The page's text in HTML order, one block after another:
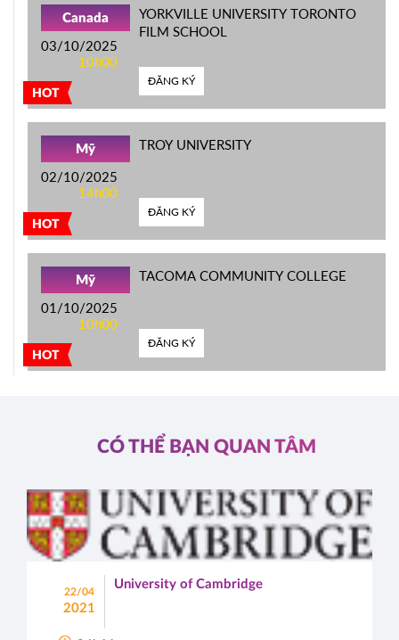
HOT
Canada
03/10/2025
10h00
YORKVILLE UNIVERSITY TORONTO
FILM SCHOOL
ĐĂNG KÝ
HOT
Mỹ
02/10/2025
14h00
TROY UNIVERSITY
ĐĂNG KÝ
HOT
Mỹ
01/10/2025
10h00
TACOMA COMMUNITY COLLEGE
ĐĂNG KÝ
CÓ THỂ BẠN QUAN TÂM
22/04
2021
University of Cambridge